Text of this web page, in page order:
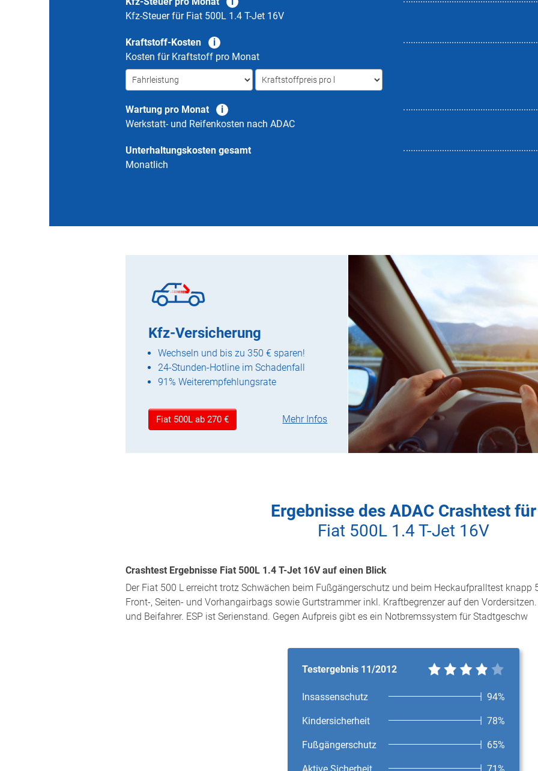
Kfz-Steuer für Fiat 500L 1.4 T-Jet 16V
Kraftstoff-Kosten
Kosten für Kraftstoff pro Monat
Wartung pro Monat
Werkstatt- und Reifenkosten nach ADAC
Unterhaltungskosten gesamt
Monatlich
Kfz-Versicherung
Wechseln und bis zu 350 € sparen!
24-Stunden-Hotline im Schadenfall
91% Weiterempfehlungsrate
Fiat 500L ab 270 € Mehr Infos
Ergebnisse des ADAC Crashtest für
Fiat 500L 1.4 T-Jet 16V
Crashtest Ergebnisse Fiat 500L 1.4 T-Jet 16V auf einen Blick
Der Fiat 500 L erreicht trotz Schwächen beim Fußgängerschutz und beim Heckaufpralltest knapp
Front-, Seiten- und Vorhangairbags sowie Gurtstrammer inkl. Kraftbegrenzer auf den
und Beifahrer. ESP ist Serienstand. Gegen Aufpreis gibt es ein Notbremssystem für Stadtgeschw
Testergebnis 11/2012
Insassenschutz 94%
Kindersicherheit 78%
Fußgängerschutz 65%